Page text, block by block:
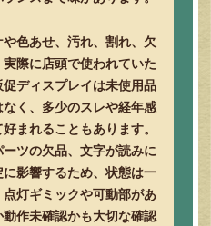
色あせ、汚れ、割れ、欠
際に店頭で使われていた
ディスプレイは未使用品
く、多少のスレや経年感
まれることもあります。
ツの欠品、文字が読みに
影響するため、状態は一
灯ギミックや可動部があ
作未確認かも大切な確認